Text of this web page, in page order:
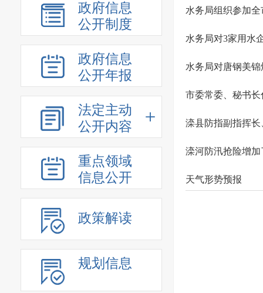
政府信息
公开制度
政府信息
公开年报
法定主动
公开内容
重点领域
信息公开
政策解读
规划信息
水务局组织参加
水务局对3家用水
水务局对唐钢美
市委常委、秘书
滦县防指副指挥
滦河防汛抢险增
天气形势预报